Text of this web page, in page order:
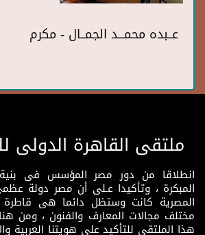
عــبده محمـــد الجمــال - مكرم
ملتقى القاهرة الدولى
انطلاقا من دور مصر المؤسس فى بنية
المبكرة ، وتأكيدا عـلى أن مصر دولة
المصرية كانت وستظل دائما هى
مختلف مجالات المعارف والفنون ، ومن
هذا الملتقى للتأكيد على هويتنا العربية